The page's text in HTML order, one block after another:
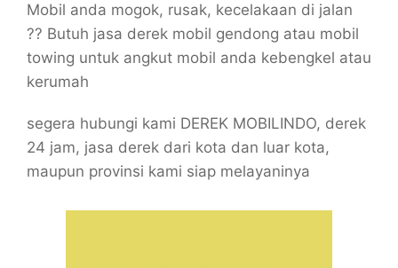
Mobil anda mogok, rusak, kecelakaan di jalan
?? Butuh jasa derek mobil gendong atau mobil
towing untuk angkut mobil anda kebengkel atau
kerumah
segera hubungi kami DEREK MOBILINDO, derek
24 jam, jasa derek dari kota dan luar kota,
maupun provinsi kami siap melayaninya